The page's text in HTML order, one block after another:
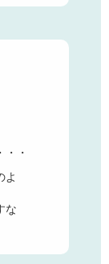
・
よ
な